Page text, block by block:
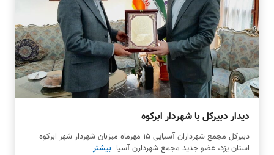
دیدار دبیرکل با شهردار ابرکوه
دبیرکل مجمع شهرداران آسیایی 15 مهرماه میزبان شهردار شهر ابرکوه
استان یزد، عضو جدید مجمع شهردارن آسیا بیشتر